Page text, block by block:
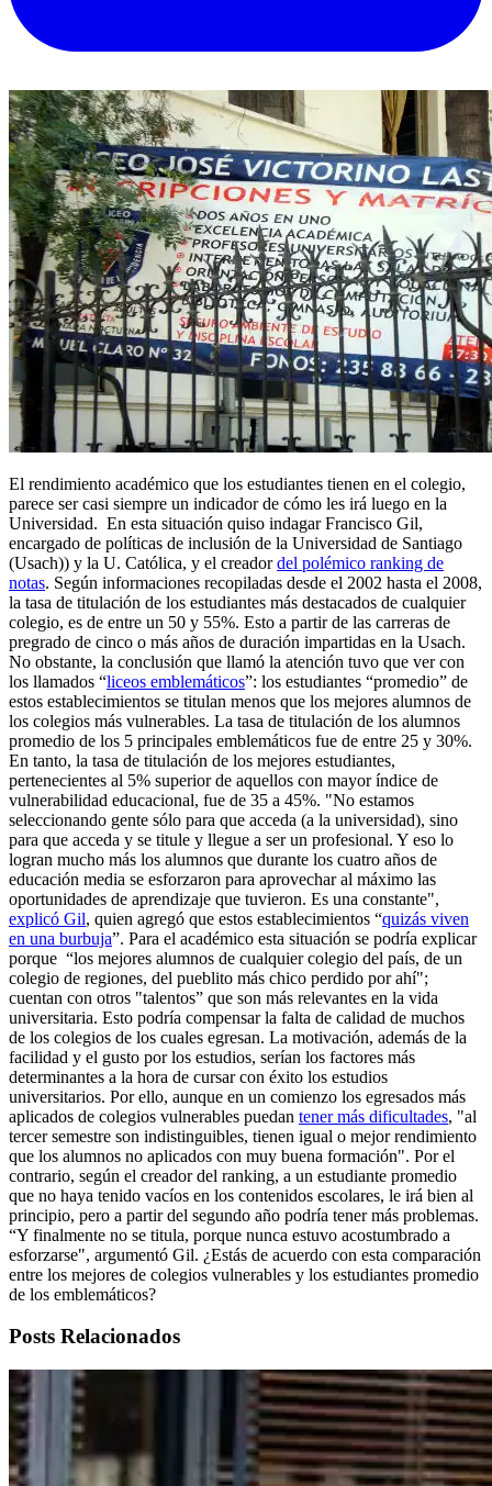
El rendimiento académico que los estudiantes tienen en el colegio,
parece ser casi siempre un indicador de cómo les irá luego en la
Universidad. En esta situación quiso indagar Francisco Gil,
encargado de políticas de inclusión de la Universidad de Santiago
(Usach)) y la U. Católica, y el creadordel polémico ranking de
notas. Según informaciones recopiladas desde el 2002 hasta el 2008,
la tasa de titulación de los estudiantes más destacados de cualquier
colegio, es de entre un 50 y 55%. Esto a partir de las carreras de
pregrado de cinco o más años de duración impartidas en la Usach.
No obstante, la conclusión que llamó la atención tuvo que ver con
los llamados “liceos emblemáticos”: los estudiantes “promedio” de
estos establecimientos se titulan menos que los mejores alumnos de
los colegios más vulnerables. La tasa de titulación de los alumnos
promedio de los 5 principales emblemáticos fue de entre 25 y 30%.
En tanto, la tasa de titulación de los mejores estudiantes,
pertenecientes al 5% superior de aquellos con mayor índice de
vulnerabilidad educacional, fue de 35 a 45%. "No estamos
seleccionando gente sólo para que acceda (a la universidad), sino
para que acceda y se titule y llegue a ser un profesional. Y eso lo
logran mucho más los alumnos que durante los cuatro años de
educación media se esforzaron para aprovechar al máximo las
oportunidades de aprendizaje que tuvieron. Es una constante",
explicó Gil, quien agregó que estos establecimientos “quizás viven
en una burbuja”. Para el académico esta situación se podría explicar
porque “los mejores alumnos de cualquier colegio del país, de un
colegio de regiones, del pueblito más chico perdido por ahí";
cuentan con otros "talentos” que son más relevantes en la vida
universitaria. Esto podría compensar la falta de calidad de muchos
de los colegios de los cuales egresan. La motivación, además de la
facilidad y el gusto por los estudios, serían los factores más
determinantes a la hora de cursar con éxito los estudios
universitarios. Por ello, aunque en un comienzo los egresados más
aplicados de colegios vulnerables puedan tener más dificultades, "al
tercer semestre son indistinguibles, tienen igual o mejor rendimiento
que los alumnos no aplicados con muy buena formación". Por el
contrario, según el creador del ranking, a un estudiante promedio
que no haya tenido vacíos en los contenidos escolares, le irá bien al
principio, pero a partir del segundo año podría tener más problemas.
“Y finalmente no se titula, porque nunca estuvo acostumbrado a
esforzarse", argumentó Gil. ¿Estás de acuerdo con esta comparación
entre los mejores de colegios vulnerables y los estudiantes promedio
de los emblemáticos?
Posts Relacionados